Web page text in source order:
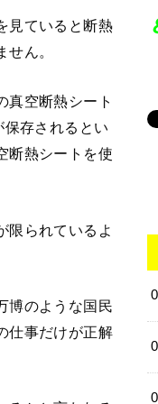
見ていると断熱
ん。
真空断熱シート
存されるとい
断熱シートを使
限られているよ
博のような国民
仕事だけが正解